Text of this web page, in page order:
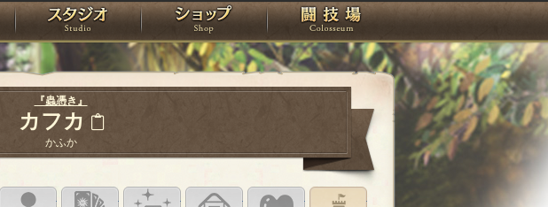
アトリエ スタジオ ショップ 闘技場
『蟲憑き』
カフカ
かふか
ステータス画像変更キャラクター設定
スキル設定 アイテム詳細手紙を書く このキャラクターに感情を抱く